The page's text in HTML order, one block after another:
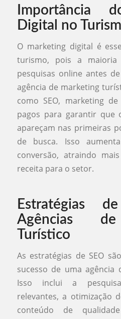
Importância
Digital no
O marketing digital é
turismo, pois a maioria
pesquisas online antes
agência de marketing
como SEO, marketing
pagos para garantir que
apareçam nas primeiras
de busca. Isso
conversão, atraindo
receita para o setor.
Estratégias
Agências
Turístico
As estratégias de SEO
sucesso de uma agência
Isso inclui a
relevantes, a otimização
conteúdo de